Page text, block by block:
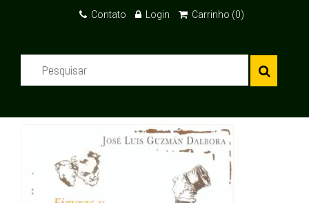
Contato
Login Carrinho (0)